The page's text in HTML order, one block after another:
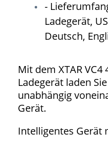
-
Ladegerät,
Deutsch,
Mit dem XTAR VC4
Ladegerät laden
unabhängig
Gerät.
Intelligentes Gerät